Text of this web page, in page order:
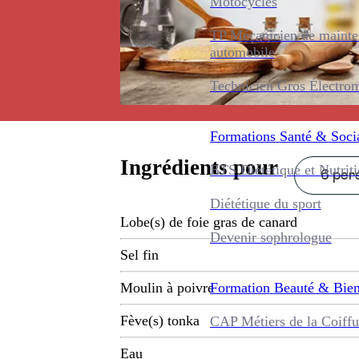
TP Mécanicien de
automobile
Technicien Gros
Formations Santé &
BTS Diététique et
Diététique du sport
Devenir sophrologue
Formation Beauté &
CAP Métiers de la
Ingrédients pour 6
Lobe(s) de foie gras de canard
Sel fin
Moulin à poivre
Fève(s) tonka
Eau